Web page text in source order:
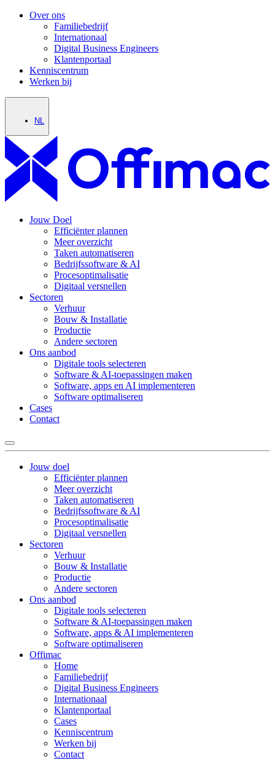
Over ons
Familiebedrijf
Internationaal
Digital Business Engineers
Klantenportaal
Kenniscentrum
Werken bij
NL
Jouw Doel
Efficiënter plannen
Meer overzicht
Taken automatiseren
Bedrijfssoftware & AI
Procesoptimalisatie
Digitaal versnellen
Sectoren
Verhuur
Bouw & Installatie
Productie
Andere sectoren
Ons aanbod
Digitale tools selecteren
Software & AI-toepassingen maken
Software, apps en AI implementeren
Software optimaliseren
Cases
Contact
Jouw doel
Efficiënter plannen
Meer overzicht
Taken automatiseren
Bedrijfssoftware & AI
Procesoptimalisatie
Digitaal versnellen
Sectoren
Verhuur
Bouw & Installatie
Productie
Andere sectoren
Ons aanbod
Digitale tools selecteren
Software & AI-toepassingen maken
Software, apps & AI implementeren
Software optimaliseren
Offimac
Home
Familiebedrijf
Digital Business Engineers
Internationaal
Klantenportaal
Cases
Kenniscentrum
Werken bij
Contact